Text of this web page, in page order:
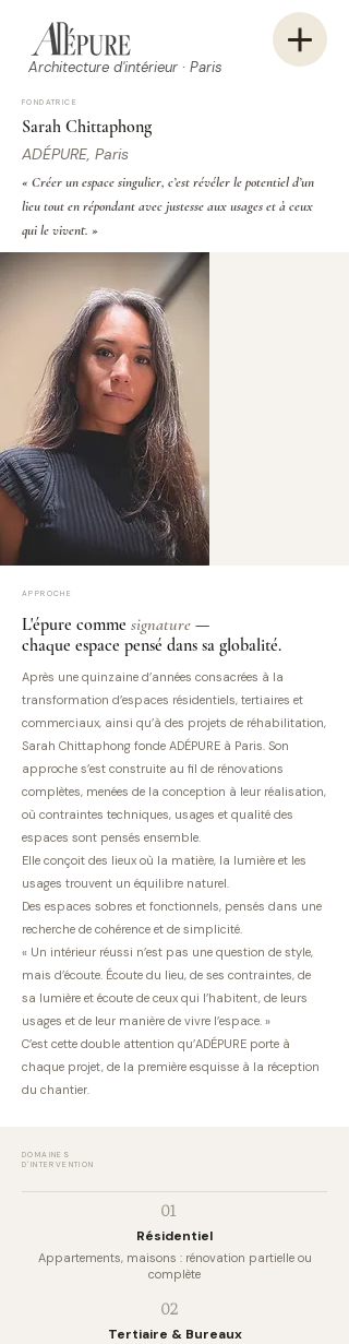
Architecture d'intérieur · Paris
FONDATRICE
Sarah Chittaphong
ADÉPURE, Paris
« Créer un espace singulier, c’est révéler le potentiel d’un
lieu tout en répondant avec justesse aux usages et à ceux
qui le vivent. »
APPROCHE
L'épure comme signature —
chaque espace pensé dans sa globalité.
Après une quinzaine d’années consacrées à la
transformation d’espaces résidentiels, tertiaires et
commerciaux, ainsi qu’à des projets de réhabilitation,
Sarah Chittaphong fonde ADÉPURE à Paris. Son
approche s’est construite au fil de rénovations
complètes, menées de la conception à leur réalisation,
où contraintes techniques, usages et qualité des
espaces sont pensés ensemble.
Elle conçoit des lieux où la matière, la lumière et les
usages trouvent un équilibre naturel.
Des espaces sobres et fonctionnels, pensés dans une
recherche de cohérence et de simplicité.
« Un intérieur réussi n’est pas une question de style,
mais d’écoute. Écoute du lieu, de ses contraintes, de
sa lumière et écoute de ceux qui l’habitent, de leurs
usages et de leur manière de vivre l’espace. »
C’est cette double attention qu’ADÉPURE porte à
chaque projet, de la première esquisse à la réception
du chantier.
DOMAINES
D'INTERVENTION
01
Résidentiel
Appartements, maisons : rénovation partielle ou
complète
02
Tertiaire & Bureaux